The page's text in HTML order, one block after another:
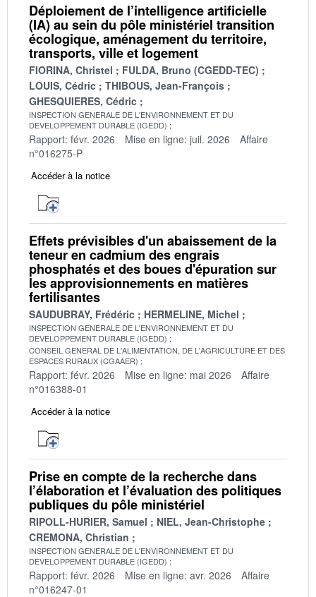
Déploiement de l’intelligence artificielle
(IA) au sein du pôle ministériel transition
écologique, aménagement du territoire,
transports, ville et logement
FIORINA, Christel
FULDA, Bruno (CGEDD-TEC)
LOUIS, Cédric
THIBOUS, Jean-François
GHESQUIERES, Cédric
INSPECTION GENERALE DE L'ENVIRONNEMENT ET DU
DEVELOPPEMENT DURABLE (IGEDD)
Rapport: févr. 2026 Mise en ligne: juil. 2026
Affaire
n°016275-P
Accéder à la notice
Effets prévisibles d'un abaissement de la
teneur en cadmium des engrais
phosphatés et des boues d'épuration sur
les approvisionnements en matières
fertilisantes
SAUDUBRAY, Frédéric HERMELINE, Michel
INSPECTION GENERALE DE L'ENVIRONNEMENT ET DU
DEVELOPPEMENT DURABLE (IGEDD)
CONSEIL GENERAL DE L'ALIMENTATION, DE L'AGRICULTURE ET DES
ESPACES RURAUX (CGAAER)
Rapport: févr. 2026 Mise en ligne: mai 2026
Affaire
n°016388-01
Accéder à la notice
Prise en compte de la recherche dans
l’élaboration et l’évaluation des politiques
publiques du pôle ministériel
RIPOLL-HURIER, Samuel
NIEL, Jean-Christophe
CREMONA, Christian
INSPECTION GENERALE DE L'ENVIRONNEMENT ET DU
DEVELOPPEMENT DURABLE (IGEDD)
Rapport: févr. 2026 Mise en ligne: avr. 2026
Affaire
n°016247-01